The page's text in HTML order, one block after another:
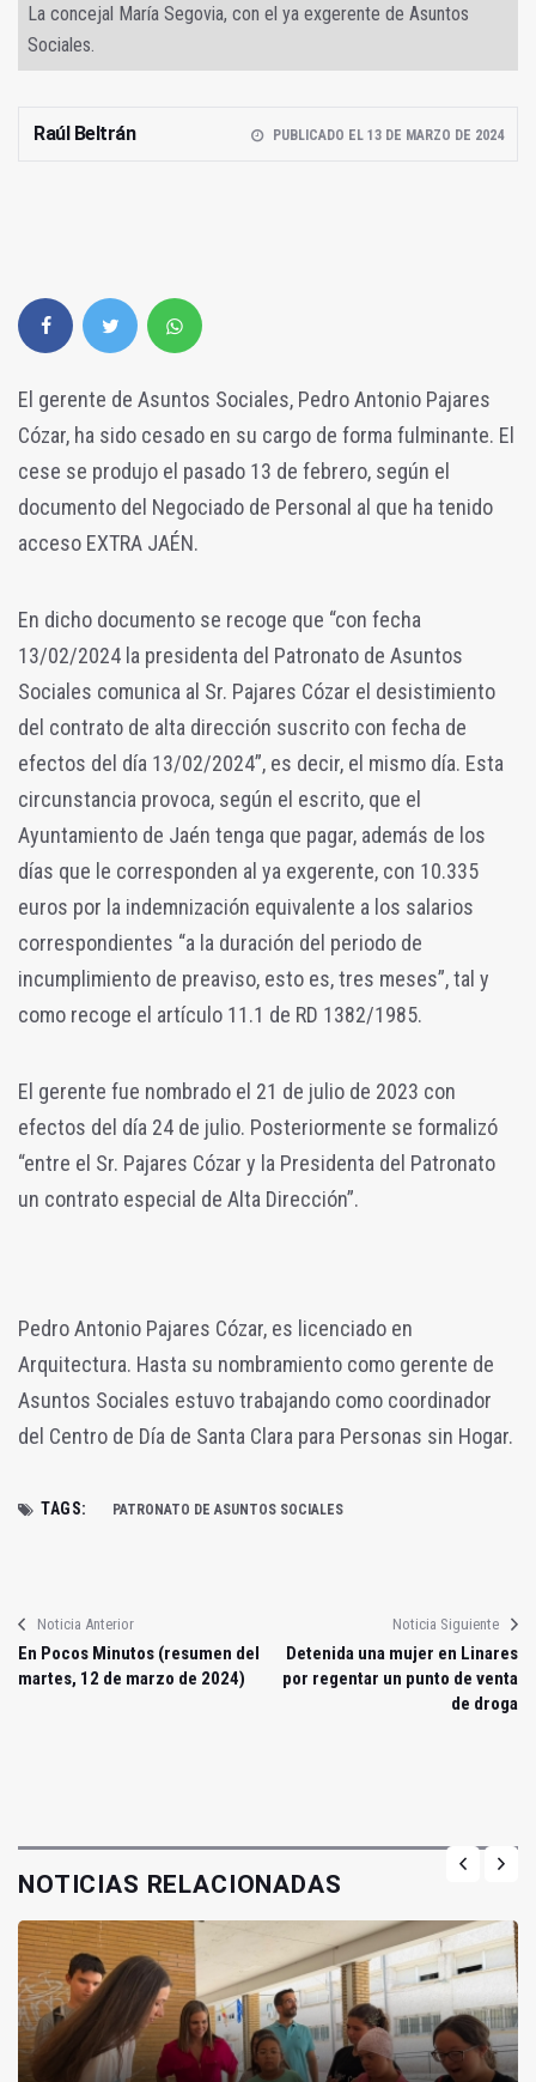
La concejal María Segovia, con el ya exgerente de Asuntos
Sociales.
Raúl Beltrán PUBLICADO EL 13 DE MARZO DE 2024
El gerente de Asuntos Sociales, Pedro Antonio Pajares
Cózar, ha sido cesado en su cargo de forma fulminante. El
cese se produjo el pasado 13 de febrero, según el
documento del Negociado de Personal al que ha tenido
acceso EXTRA JAÉN.
En dicho documento se recoge que “con fecha
13/02/2024 la presidenta del Patronato de Asuntos
Sociales comunica al Sr. Pajares Cózar el desistimiento
del contrato de alta dirección suscrito con fecha de
efectos del día 13/02/2024”, es decir, el mismo día. Esta
circunstancia provoca, según el escrito, que el
Ayuntamiento de Jaén tenga que pagar, además de los
días que le corresponden al ya exgerente, con 10.335
euros por la indemnización equivalente a los salarios
correspondientes “a la duración del periodo de
incumplimiento de preaviso, esto es, tres meses”, tal y
como recoge el artículo 11.1 de RD 1382/1985.
El gerente fue nombrado el 21 de julio de 2023 con
efectos del día 24 de julio. Posteriormente se formalizó
“entre el Sr. Pajares Cózar y la Presidenta del Patronato
un contrato especial de Alta Dirección”.
Pedro Antonio Pajares Cózar, es licenciado en
Arquitectura. Hasta su nombramiento como gerente de
Asuntos Sociales estuvo trabajando como coordinador
del Centro de Día de Santa Clara para Personas sin Hogar.
TAGS: PATRONATO DE ASUNTOS SOCIALES
Noticia Anterior
En Pocos Minutos (resumen del
martes, 12 de marzo de 2024)
Noticia Siguiente
Detenida una mujer en Linares
por regentar un punto de venta
de droga
NOTICIAS RELACIONADAS